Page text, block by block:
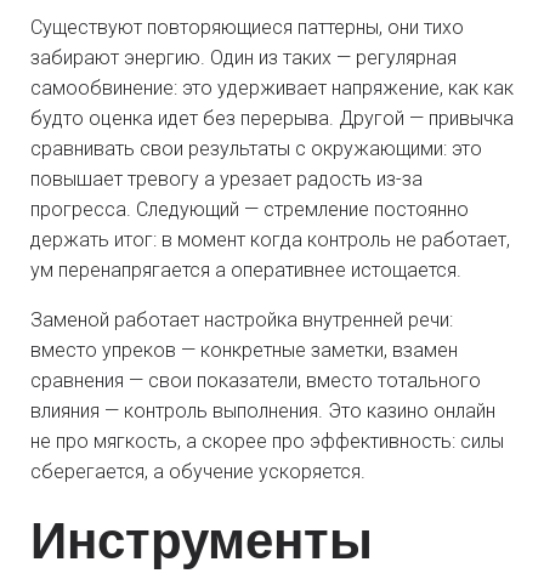
Существуют повторяющиеся паттерны, они тихо
забирают энергию. Один из таких — регулярная
самообвинение: это удерживает напряжение, как как
будто оценка идет без перерыва. Другой — привычка
сравнивать свои результаты с окружающими: это
повышает тревогу а урезает радость из-за
прогресса. Следующий — стремление постоянно
держать итог: в момент когда контроль не работает,
ум перенапрягается а оперативнее истощается.
Заменой работает настройка внутренней речи:
вместо упреков — конкретные заметки, взамен
сравнения — свои показатели, вместо тотального
влияния — контроль выполнения. Это казино онлайн
не про мягкость, а скорее про эффективность: силы
сберегается, а обучение ускоряется.
Инструменты